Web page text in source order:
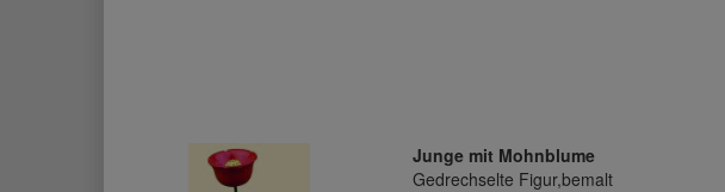
Junge mit Mohnblume
Gedrechselte Figur,bemalt